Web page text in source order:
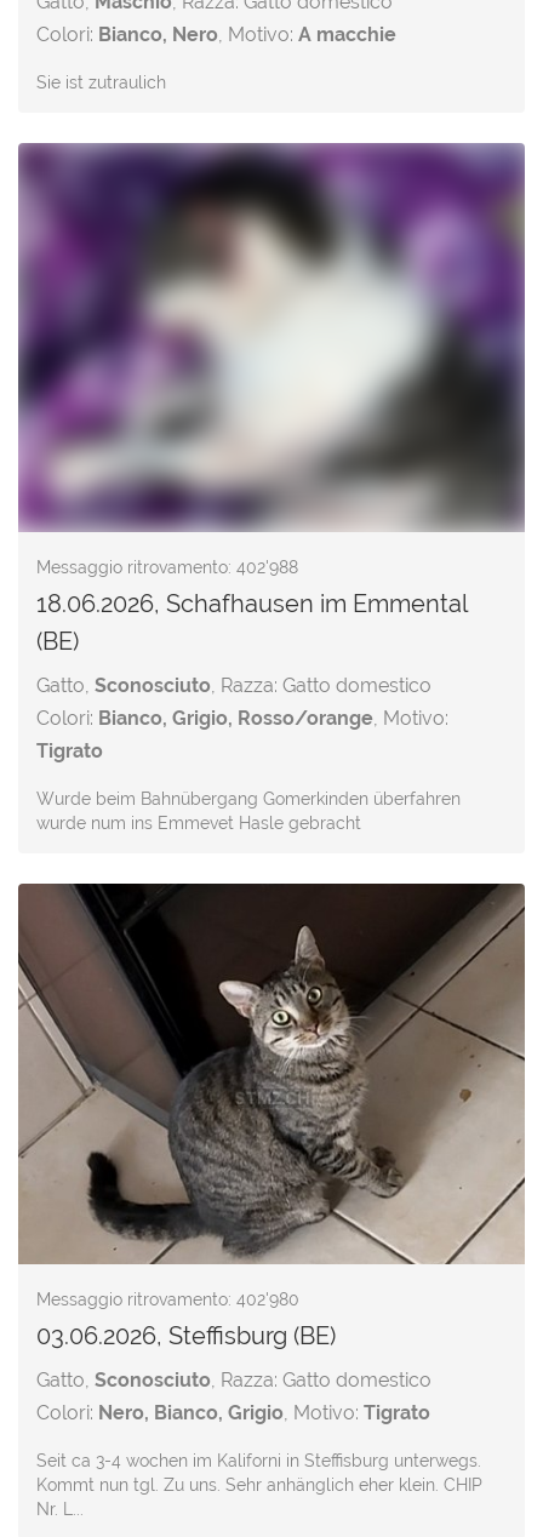
Colori: Bianco, Nero, Motivo: A macchie
Sie ist zutraulich
Messaggio ritrovamento: 402'988
18.06.2026, Schafhausen im Emmental
(BE)
Gatto, Sconosciuto, Razza: Gatto domestico
Colori: Bianco, Grigio, Rosso/orange, Motivo:
Tigrato
Wurde beim Bahnübergang Gomerkinden überfahren
wurde num ins Emmevet Hasle gebracht
Messaggio ritrovamento: 402'980
03.06.2026, Steffisburg (BE)
Gatto, Sconosciuto, Razza: Gatto domestico
Colori: Nero, Bianco, Grigio, Motivo: Tigrato
Seit ca 3-4 wochen im Kaliforni in Steffisburg unterwegs.
Kommt nun tgl. Zu uns. Sehr anhänglich eher klein. CHIP
Nr. L...